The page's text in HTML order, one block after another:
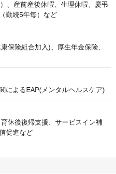
、産前産後休暇、生理休暇、慶弔
勤続5年毎）など
保険組合加入)、厚生年金保険、
によるEAP(メンタルヘルスケア)
休後復帰支援、サービスイン補
促進など